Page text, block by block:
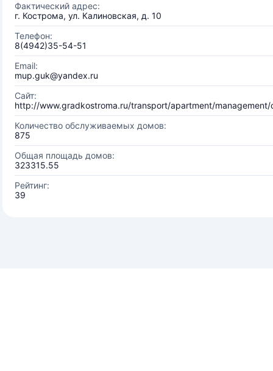
Фактический адрес:
г. Кострома, ул. Калиновская, д. 10
Телефон:
8(4942)35-54-51
Email:
mup.guk@yandex.ru
Сайт:
http://www.gradkostroma.ru/transport/apartment/management/
Количество обслуживаемых домов:
875
Общая площадь домов:
323315.55
Рейтинг:
39